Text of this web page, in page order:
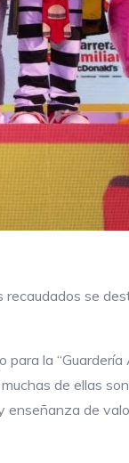
se
la “Guardería
de ellas
de